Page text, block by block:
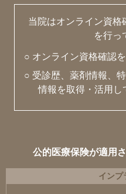
当院はオンライン資
を行っ
○ オンライン資格確認
○ 受診歴、薬剤情報、
情報を取得・活用し
公的医療保険が適用
インプ